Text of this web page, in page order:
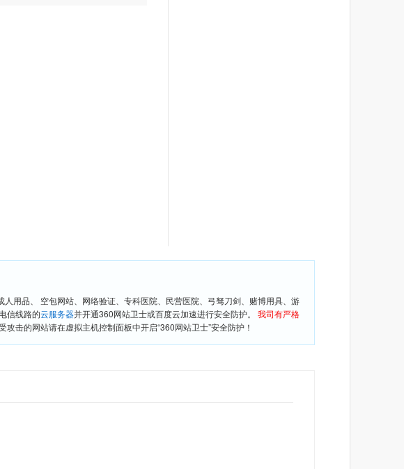
用品、 空包网站、网络验证、专科医院、民营医院、弓驽刀剑、赌博用具、游
信线路的云服务器并开通360网站卫士或百度云加速进行安全防护。 我司有严格
击的网站请在虚拟主机控制面板中开启“360网站卫士”安全防护！